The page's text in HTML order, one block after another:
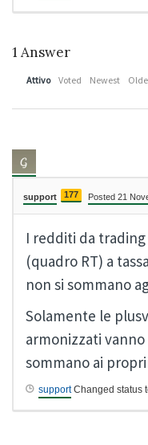
1 Answer
Attivo Voted Newest
support 177 Posted 21
I redditi da
(quadro RT) a
non si sommano
Solamente le
armonizzati vanno
sommano ai
supportChanged status